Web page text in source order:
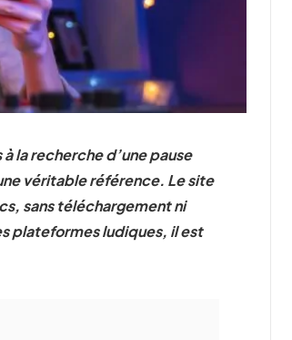
la recherche d’une pause
véritable référence. Le site
sans téléchargement ni
plateformes ludiques, il est